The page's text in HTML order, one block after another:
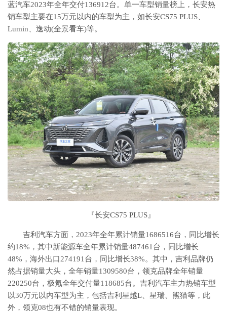
蓝汽车2023年全年交付136912台。单一车型销量榜上，长安热
销车型主要在15万元以内的车型为主，如长安CS75 PLUS、
Lumin、逸动(全景看车)等。
『长安CS75 PLUS』
吉利汽车方面，2023年全年累计销量1686516台，同比增长
约18%，其中新能源车全年累计销量487461台，同比增长
48%，海外出口274191台，同比增长38%。其中，吉利品牌仍
然占据销量大头，全年销量1309580台，领克品牌全年销量
220250台，极氪全年交付量118685台。吉利汽车主力热销车型
以30万元以内车型为主，包括吉利星越L、星瑞、熊猫等，此
外，领克08也有不错的销量表现。